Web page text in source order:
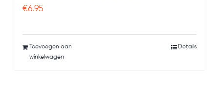
€6.95
Toevoegen aan
winkelwagen
Details